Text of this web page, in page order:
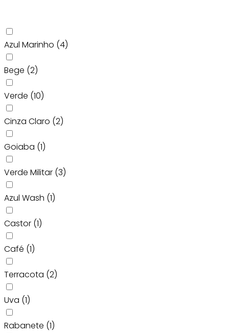
Azul Marinho (4)
Bege (2)
Verde (10)
Cinza Claro (2)
Goiaba (1)
Verde Militar (3)
Azul Wash (1)
Castor (1)
Café (1)
Terracota (2)
Uva (1)
Rabanete (1)